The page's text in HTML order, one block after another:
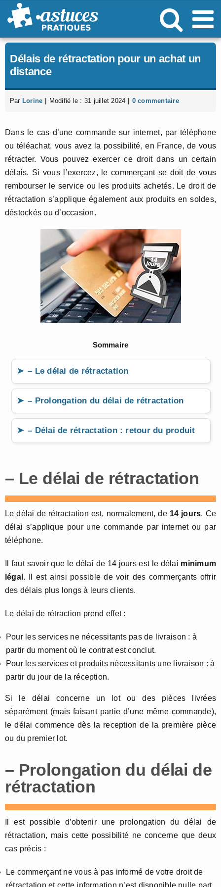
Passer
au
Délais de rétractation pour un achat un
distance
Par Lorine Modifié le : 31 juillet 2024 0 commentaire
Dans le cas d’une commande sur internet, par téléphone
ou téléachat, vous avez la possibilité, en France, de vous
rétracter. Vous pouvez exercer ce droit dans un certain
délais. Si vous l’exercez, le commerçant se doit de vous
rembourser le service ou les produits achetés. Le droit de
rétractation s’applique également aux produits en soldes,
déstockés ou d’occasion.
Sommaire
– Le délai de rétractation
– Prolongation du délai de rétractation
– Délai de rétractation : retour du produit
– Le délai de rétractation
Le délai de rétractation est, normalement, de 14 jours. Ce
délai s’applique pour une commande par internet ou par
téléphone.
Il faut savoir que le délai de 14 jours est le délai minimum
légal . Il est ainsi possible de voir des commerçants offrir
des délais plus longs à leurs clients.
Le délai de rétraction prend effet :
Pour les services ne nécessitants pas de livraison : à
partir du moment où le contrat est conclut.
Pour les services et produits nécessitants une livraison : à
partir du jour de la réception.
Si le délai concerne un lot ou des pièces livrées
séparément (mais faisant partie d’une même commande),
le délai commence dès la reception de la première pièce
ou du premier lot.
– Prolongation du délai de
rétractation
Il est possible d’obtenir une prolongation du délai de
rétractation, mais cette possibilité ne concerne que deux
cas précis :
Le commerçant ne vous à pas informé de votre droit de
rétractation et cette information n’est disponible nulle part